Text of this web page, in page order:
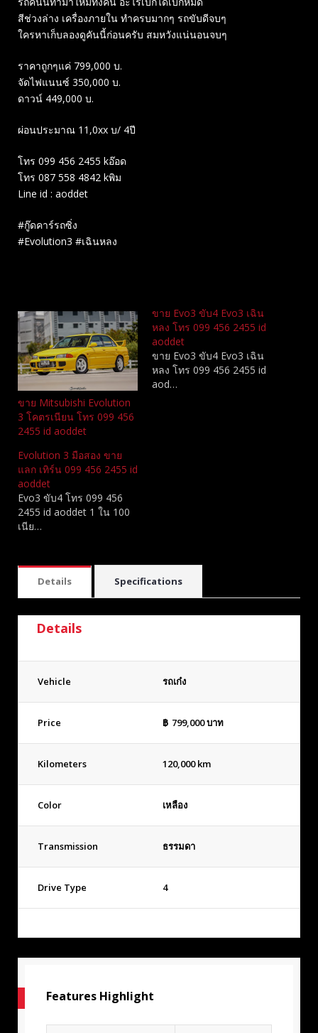
สีช่วงล่าง เครื่องภายใน ทำครบมากๆ รถขับดีจบๆ
ใครหาเก็บลองดูคันนี้ก่อนครับ สมหวังแน่นอนจบๆ
ราคาถูกๆแค่ 799,000 บ.
จัดไฟแนนซ์ 350,000 บ.
ดาวน์ 449,000 บ.
ผ่อนประมาณ 11,0xx บ/ 4ปี
โทร 099 456 2455 kอ๊อด
โทร 087 558 4842 kพิม
Line id : aoddet
#กู๊ดคาร์รถซิ่ง
#Evolution3 #เฉินหลง
ขาย Mitsubishi Evolution
3 โคตรเนียน โทร 099 456
2455 id aoddet
ขาย Evo3 ขับ4 Evo3 เฉิน
หลง โทร 099 456 2455 id
aoddet
ขาย Evo3 ขับ4 Evo3 เฉิน
หลง โทร 099 456 2455 id
aod…
Evolution 3 มือสอง ขาย
แลก เทิร์น 099 456 2455 id
aoddet
Evo3 ขับ4 โทร 099 456
2455 id aoddet 1 ใน 100
เนีย…
Details Specifications
Details
Vehicle รถเก๋ง
Price ฿ 799,000บาท
Kilometers 120,000 km
Color เหลือง
Transmission ธรรมดา
Drive Type 4
Features Highlight